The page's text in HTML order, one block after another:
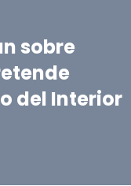
sobre
del Interior